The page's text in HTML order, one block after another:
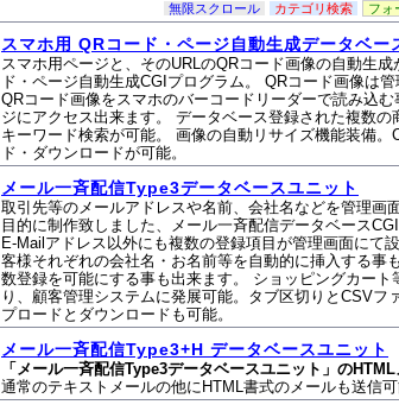
無限スクロール カテゴリ検索 フォ
スマホ用 QRコード・ページ自動生成データベー
スマホ用ページと、そのURLのQRコード画像の自動生
ド・ページ自動生成CGIプログラム。 QRコード画像は
QRコード画像をスマホのバーコードリーダーで読み込
ジにアクセス出来ます。 データベース登録された複数の
キーワード検索が可能。 画像の自動リサイズ機能装備
ド・ダウンロードが可能。
メール一斉配信Type3データベースユニット
取引先等のメールアドレスや名前、会社名などを管理画
目的に制作致しました、メール一斉配信データベースCGI
E-Mailアドレス以外にも複数の登録項目が管理画面にて
客様それぞれの会社名・お名前等を自動的に挿入する事
数登録を可能にする事も出来ます。 ショッピングカート
り、顧客管理システムに発展可能。タブ区切りとCSVフ
プロードとダウンロードも可能。
メール一斉配信Type3+H データベースユニット
「メール一斉配信Type3データベースユニット」の
通常のテキストメールの他にHTML書式のメールも送信可